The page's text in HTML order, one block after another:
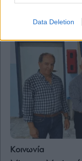
Data Deletion
Κοινωνία